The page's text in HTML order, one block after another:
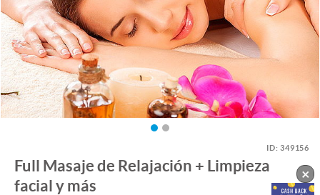
ID:349156
Full Masaje de Relajación + Limpieza
facial y más
×